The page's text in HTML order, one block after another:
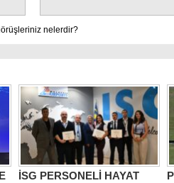
nelerdir?
İSG PERSONELİ HAYAT